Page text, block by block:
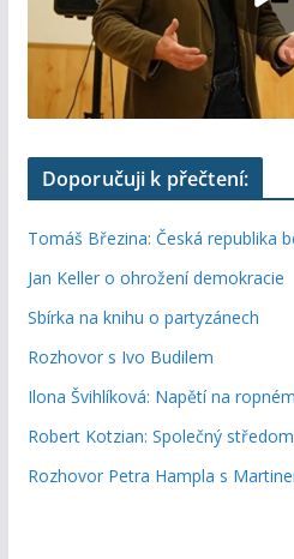
Doporučuji k přečtení:
Tomáš Březina: Česká republika
Jan Keller o ohrožení demokracie
Sbírka na knihu o partyzánech
Rozhovor s Ivo Budilem
Ilona Švihlíková: Napětí na
Robert Kotzian: Společný
Rozhovor Petra Hampla s